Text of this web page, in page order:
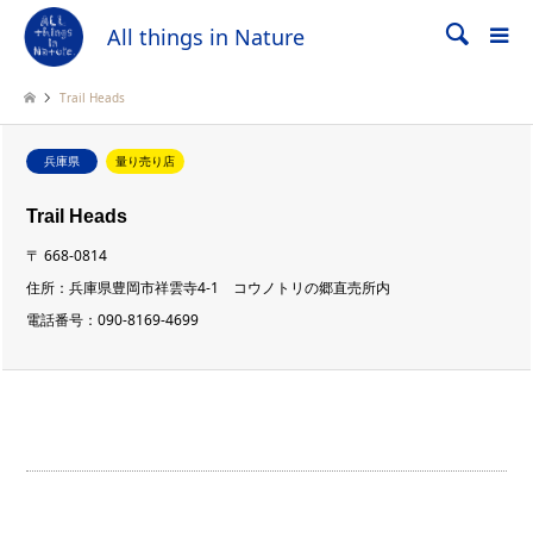
All things in Nature 検索
Trail Heads
兵庫県 量り売り店
Trail Heads
〒668-0814
住所：兵庫県豊岡市祥雲寺4-1 コウノトリの郷直売所内
電話番号：090-8169-4699